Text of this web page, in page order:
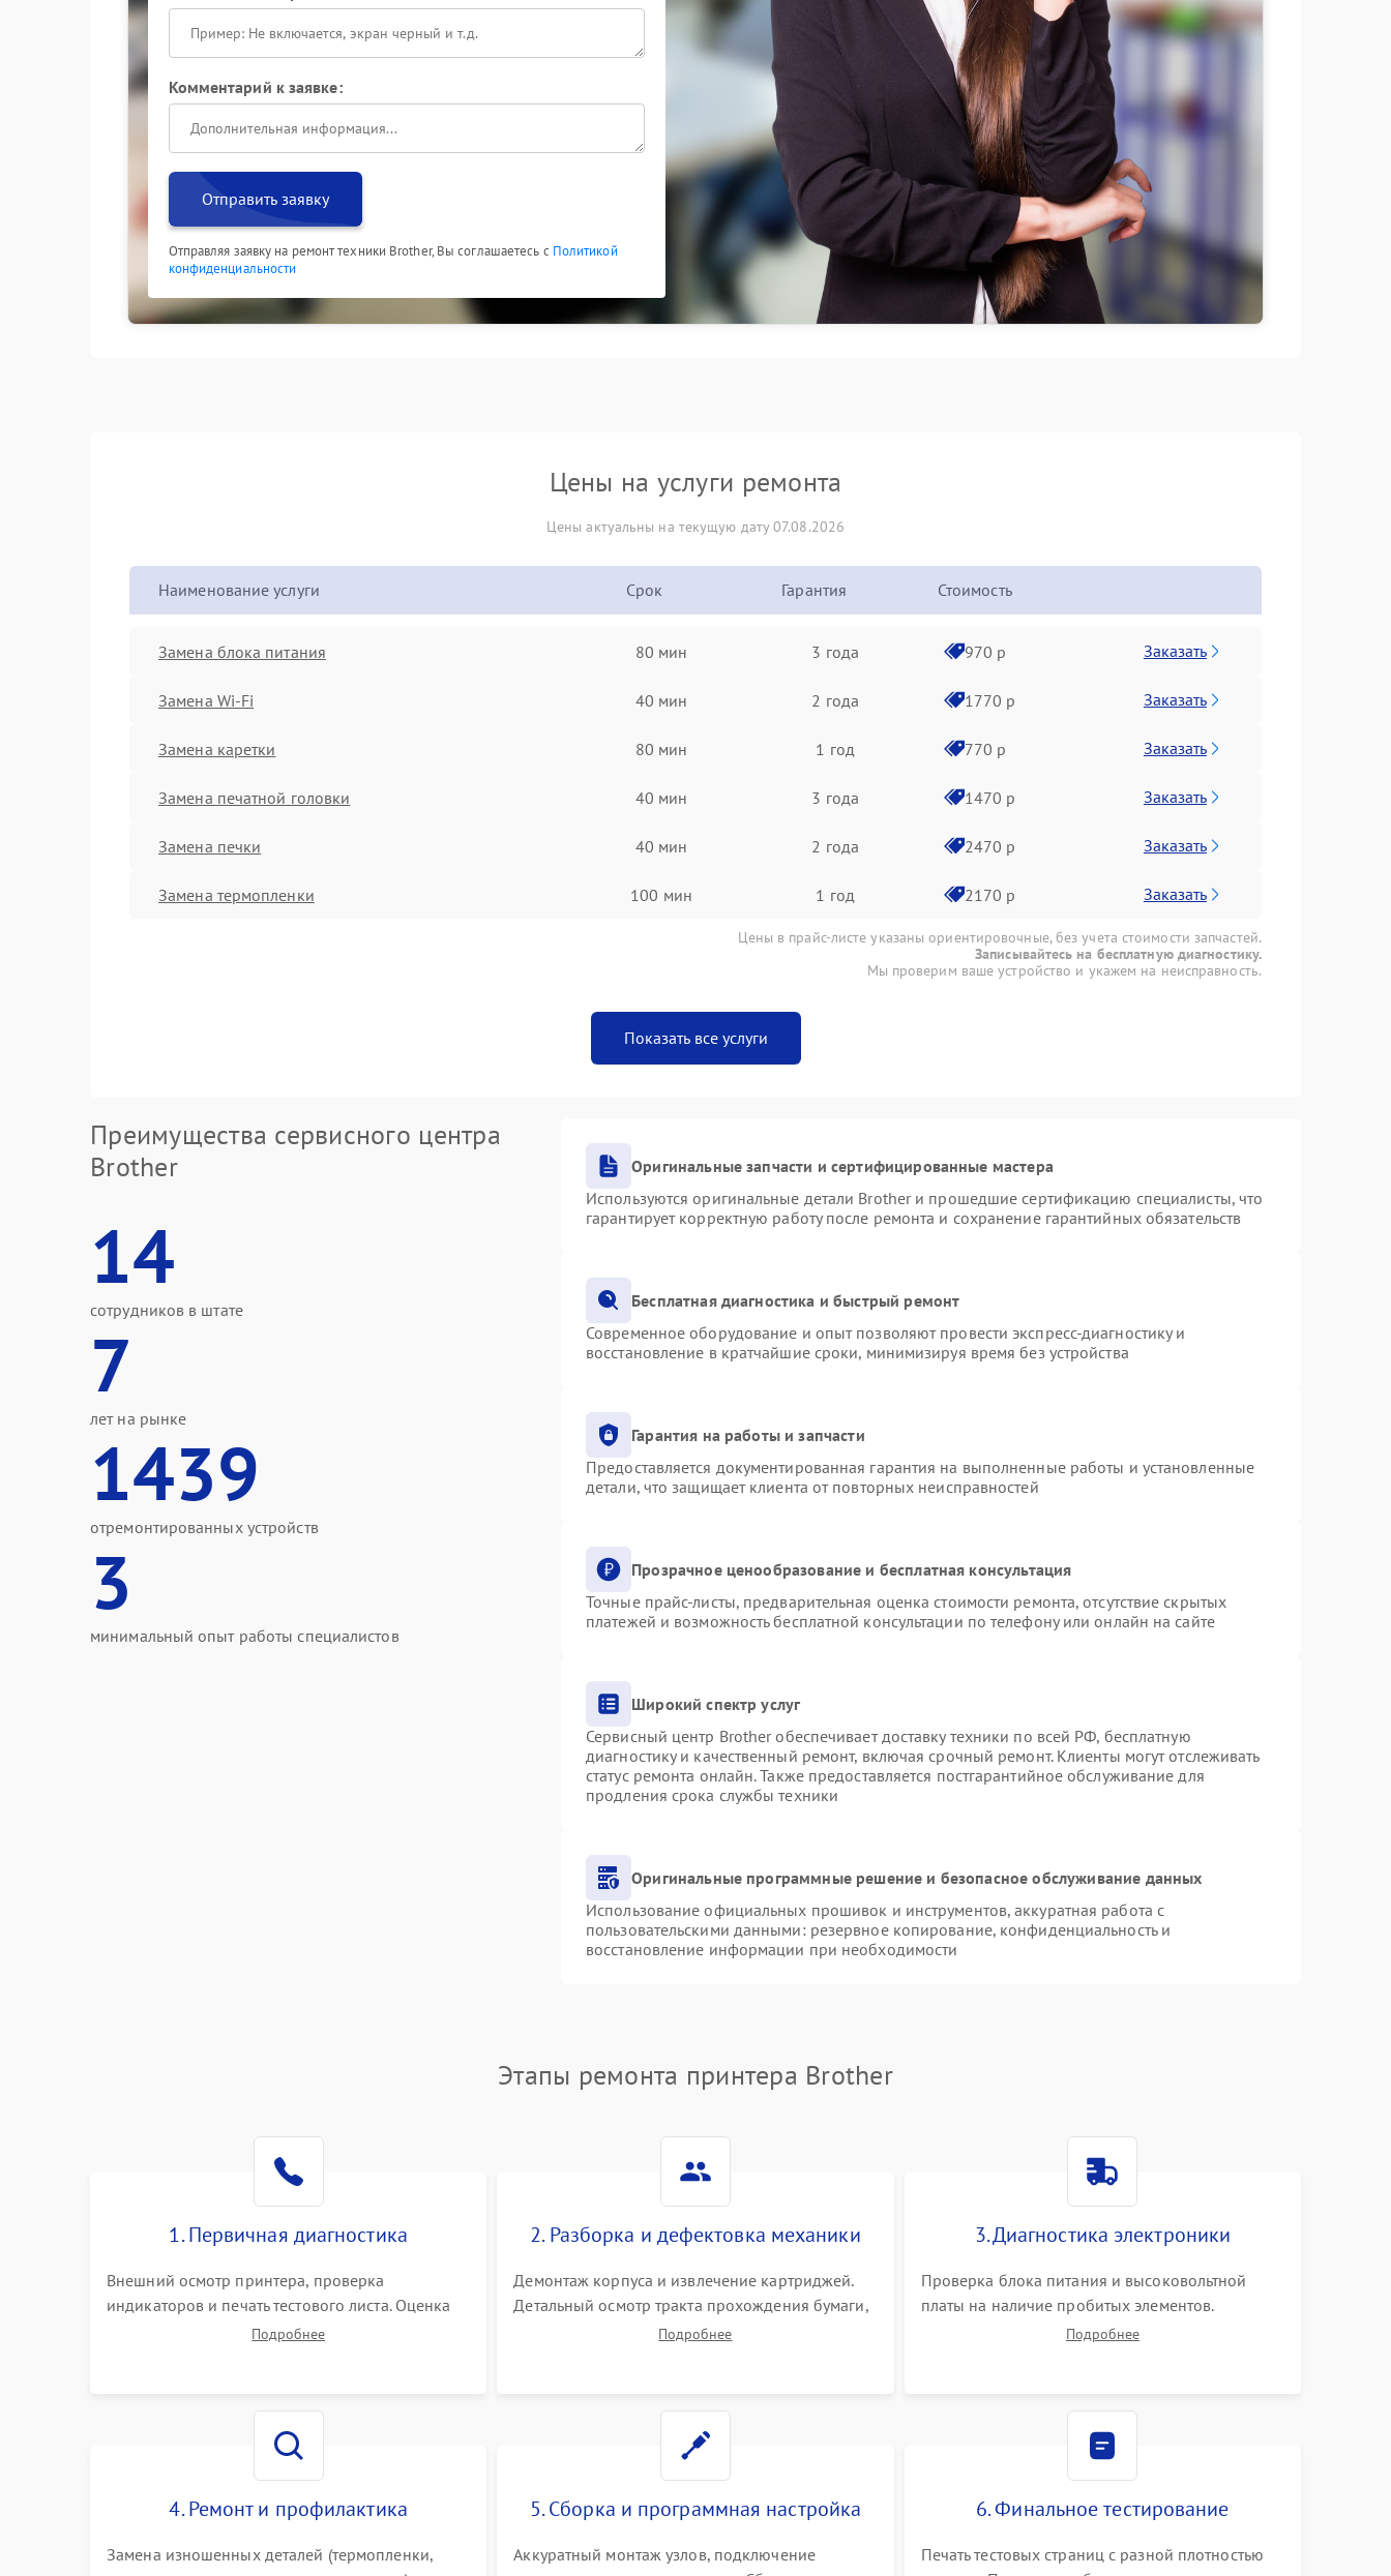
Комментарий к заявке:
Отправить заявку
Отправляя заявку на ремонт техники Brother, Вы соглашаетесь с Политикой
конфиденциальности
Цены на услуги ремонта
Цены актуальны на текущую дату 07.08.2026
Наименование услуги Срок Гарантия Стоимость
Замена блока питания 80 мин 3 года 970 р Заказать
Замена Wi-Fi 40 мин 2 года 1770 р Заказать
Замена каретки 80 мин 1 год 770 р Заказать
Замена печатной головки 40 мин 3 года 1470 р Заказать
Замена печки 40 мин 2 года 2470 р Заказать
Замена термопленки 100 мин 1 год 2170 р Заказать
Цены в прайс-листе указаны ориентировочные, без учета стоимости запчастей.
Записывайтесь на бесплатную диагностику.
Мы проверим ваше устройство и укажем на неисправность.
Показать все услуги
Преимущества сервисного центра
Brother
14
сотрудников в штате
7
лет на рынке
1439
отремонтированных устройств
3
минимальный опыт работы специалистов
Оригинальные запчасти и сертифицированные мастера
Используются оригинальные детали Brother и прошедшие сертификацию специалисты, что
гарантирует корректную работу после ремонта и сохранение гарантийных обязательств
Бесплатная диагностика и быстрый ремонт
Современное оборудование и опыт позволяют провести экспресс-диагностику и
восстановление в кратчайшие сроки, минимизируя время без устройства
Гарантия на работы и запчасти
Предоставляется документированная гарантия на выполненные работы и установленные
детали, что защищает клиента от повторных неисправностей
Прозрачное ценообразование и бесплатная консультация
Точные прайс-листы, предварительная оценка стоимости ремонта, отсутствие скрытых
платежей и возможность бесплатной консультации по телефону или онлайн на сайте
Широкий спектр услуг
Сервисный центр Brother обеспечивает доставку техники по всей РФ, бесплатную
диагностику и качественный ремонт, включая срочный ремонт. Клиенты могут отслеживать
статус ремонта онлайн. Также предоставляется постгарантийное обслуживание для
продления срока службы техники
Оригинальные программные решение и безопасное обслуживание данных
Использование официальных прошивок и инструментов, аккуратная работа с
пользовательскими данными: резервное копирование, конфиденциальность и
восстановление информации при необходимости
Этапы ремонта принтера Brother
1. Первичная диагностика
Внешний осмотр принтера, проверка
индикаторов и печать тестового листа. Оценка
работы механизма подачи бумаги, выявление
Подробнее
2. Разборка и дефектовка механики
Демонтаж корпуса и извлечение картриджей.
Детальный осмотр тракта прохождения бумаги,
шестерней привода, роликов захвата и узла
Подробнее
3. Диагностика электроники
Проверка блока питания и высоковольтной
платы на наличие пробитых элементов.
Тестирование платы форматирования,
Подробнее
4. Ремонт и профилактика
Замена изношенных деталей (термопленки,
5. Сборка и программная настройка
Аккуратный монтаж узлов, подключение
6. Финальное тестирование
Печать тестовых страниц с разной плотностью